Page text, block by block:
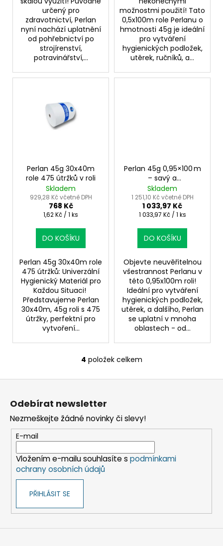
určený pro
zdravotnictví, Perlan
nyní nachází uplatnění
od pohřebnictví po
strojírenství,
potravinářství,...
možnostmi použití! Tato
0,5x100m role Perlanu o
hmotnosti 45g je ideální
pro vytváření
hygienických podložek,
utěrek, ručníků, a...
Perlan 45g 30x40m
role 475 útržků v roli
Skladem
929,28 Kč včetně DPH
768 Kč
Měrná
1,62 Kč / 1 ks
DO KOŠÍKU
Perlan 45g 30x40m role
475 útržků: Univerzální
Hygienický Materiál pro
Každou Situaci! ️
Představujeme Perlan
30x40m, 45g roli s 475
útržky, perfektní pro
vytvoření...
Perlan 45g 0,95×100 m
– savý a
neperforovaný
netkaný textil
Skladem
1 251,10 Kč včetně DPH
1 033,97 Kč
Měrná
1 033,97 Kč / 1 ks
DO KOŠÍKU
Objevte neuvěřitelnou
všestrannost Perlanu v
této 0,95x100m roli!
Ideální pro vytváření
hygienických podložek,
utěrek, a dalšího, Perlan
se uplatní v mnoha
oblastech - od...
O
v
a
c
í
p
r
ý
p
4 položek celkem
Odebírat newsletter
Nezmeškejte žádné novinky či slevy!
E-mail
Vložením e-mailu souhlasíte s podmínkami
ochrany osobních údajů
PŘIHLÁSIT SE